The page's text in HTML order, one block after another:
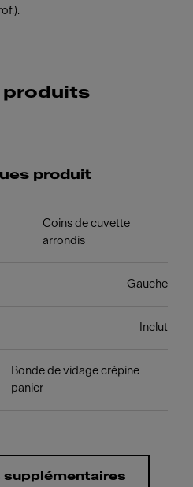
produits
produit
Coins de cuvette
arrondis
Gauche
Inclut
Bonde de vidage crépine
panier
supplémentaires